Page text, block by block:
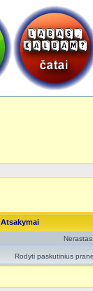
Atsakymai
Rodyti paskutinius